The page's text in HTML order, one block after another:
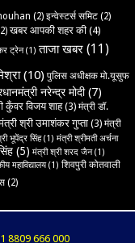
(2) इन्वेस्टर्स समिट (2)
खबर आपकी शहर की (4)
ट्रेन(1) ताजा खबर (11)
(10) पुलिस अधीक्षक मो.यूसुफ
नरेन्द्र मोदी(7)
कुँवर विजय शाह(3) मंत्री डॉ.
श्री उमाशंकर गुप्ता(3) मंत्री
भूपेंद्र सिंह(1) मंत्री श्रीमती अर्चना
(5) मंत्री श्री शरद जैन(1)
महाविद्यालय(1) शिवपुरी कोतवाली
(2)
8809 666 000